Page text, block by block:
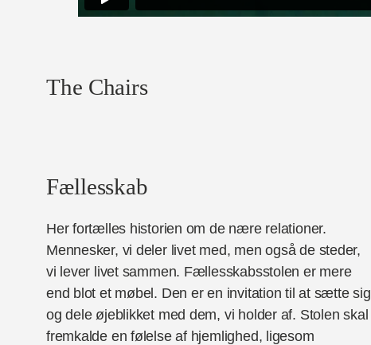
The Chairs
Fællesskab
Her fortælles historien om de nære relationer.
Mennesker, vi deler livet med, men også de steder,
vi lever livet sammen. Fællesskabsstolen er mere
end blot et møbel. Den er en invitation til at sætte sig
og dele øjeblikket med dem, vi holder af. Stolen skal
fremkalde en følelse af hjemlighed, ligesom